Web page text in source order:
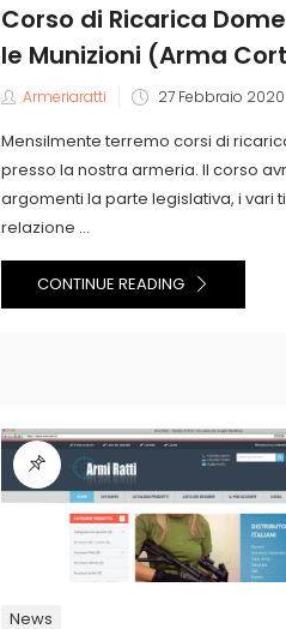
Corso di Ricarica
le Munizioni (Arma
Armeriaratti
Posted
27 Febbraio 2020
Mensilmente terremo corsi di
presso la nostra armeria. Il corso
argomenti la parte legislativa, i vari
relazione ...
CONTINUE READING
News